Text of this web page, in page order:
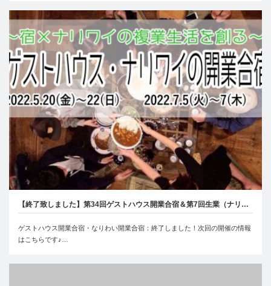
【終了致しました】第34回ゲストハウス開業合宿＆第7回生業（ナリ…
ゲストハウス開業合宿・なりわい開業合宿：終了しました！次回の開催の情報
はこちらです♪…